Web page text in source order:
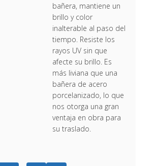
bañera, mantiene un
brillo y color
inalterable al paso del
tiempo. Resiste los
rayos UV sin que
afecte su brillo. Es
más liviana que una
bañera de acero
porcelanizado, lo que
nos otorga una gran
ventaja en obra para
su traslado.